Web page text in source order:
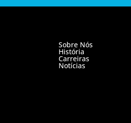
Sobre Nós
História
Carreiras
Notícias